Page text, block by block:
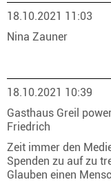
18.10.2021 11:03
Nina Zauner
18.10.2021 10:39
Gasthaus Greil
Friedrich
Zeit immer den
Spenden zu auf zu
Glauben einen